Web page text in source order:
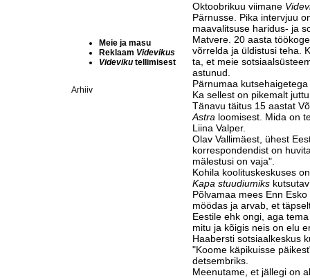
Meie ja masu
Reklaam Videvikus
Videviku tellimisest
Arhiiv
Oktoobrikuu viimane
Pärnusse. Pika intervjuu
maavalitsuse haridus- ja
Matvere. 20 aasta
võrrelda ja üldistusi teha.
ta, et meie
astunud.
Pärnumaa
Ka sellest on pikemalt
Tänavu täitus 15 aastat
Astra loomisest. Mida on
Liina Valper.
Olav Vallimäest, ühest
korrespondendist on
mälestusi on vaja".
Kohila koolituskeskuses
Kapa stuudiumiks
Põlvamaa mees Enn
möödas ja arvab, et
Eestile ehk ongi, aga
mitu ja kõigis neis on elu
Haabersti sotsiaalkeskus
"Koome käpikuisse
detsembriks.
Meenutame, et jällegi on